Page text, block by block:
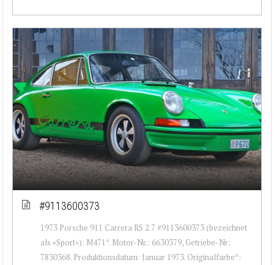
#9113600373
1973 Porsche 911 Carrera RS 2.7 #9113600373 (bezeichnet
als «Sport»): M471*. Motor-Nr.: 6630379, Getriebe-Nr:
7830368. Produktionsdatum: Januar 1973. Originalfarbe*: